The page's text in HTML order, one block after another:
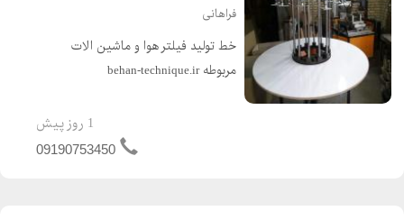
فراهانی
خط تولید فیلتر هوا و ماشین الات
مربوطه behan-technique.ir
وکیفیت و سهولت کاربری فعالیتها
-ساخت و فروش خط تولید فیلتر هوای.
1 روز پیش
09190753450